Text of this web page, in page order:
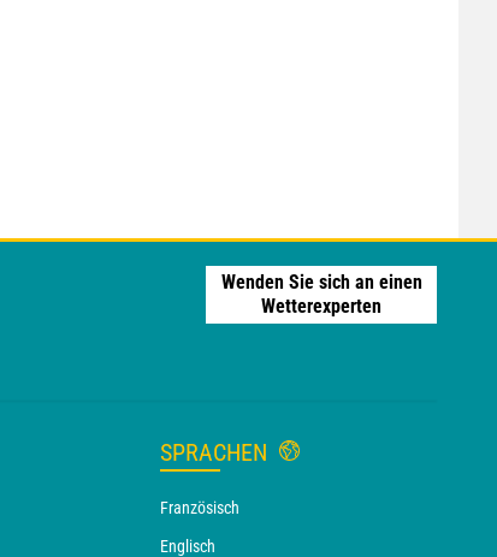
Wenden Sie sich an einen
Wetterexperten
SPRACHEN
Französisch
Englisch